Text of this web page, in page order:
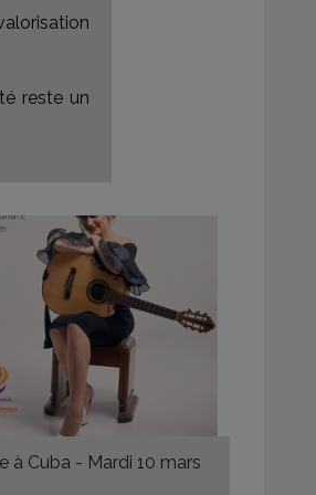
reste un
à Cuba - Mardi 10 mars